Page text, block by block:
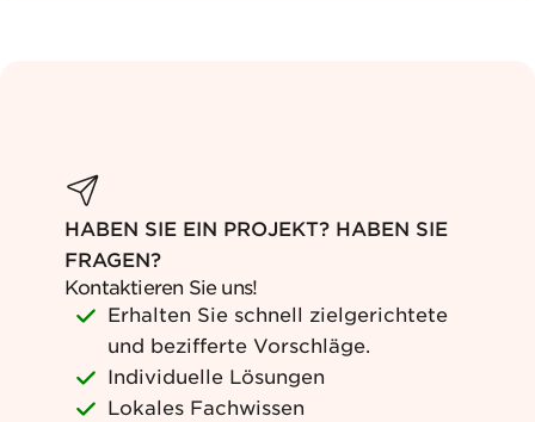
HABEN SIE EIN PROJEKT? HABEN SIE
FRAGEN?
Kontaktieren Sie uns!
Erhalten Sie schnell zielgerichtete
und bezifferte Vorschläge.
Individuelle Lösungen
Lokales Fachwissen